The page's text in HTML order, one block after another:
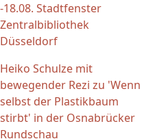
-18.08. Stadtfenster
Zentralbibliothek
Düsseldorf
Heiko Schulze mit
bewegender Rezi zu 'Wenn
selbst der Plastikbaum
stirbt' in der Osnabrücker
Rundschau